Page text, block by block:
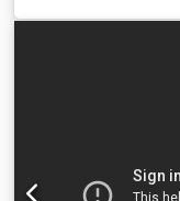
Urządzenie jest
elektryczne
1,1 kW Wymiary